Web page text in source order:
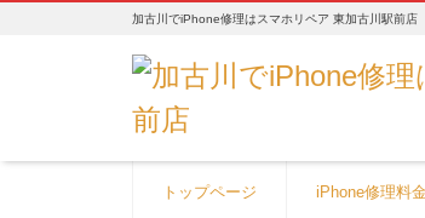
加古川でiPhone修理はスマホリペア 東加古川駅前店
トップページ iPhone修理料